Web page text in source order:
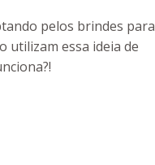
pelos brindes para
utilizam essa ideia de